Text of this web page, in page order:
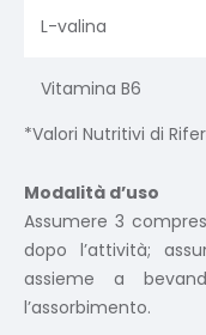
L-valina
Vitamina B6
*Valori Nutritivi di
Modalità d’uso
Assumere 3
dopo l’attività;
assieme a
l’assorbimento.